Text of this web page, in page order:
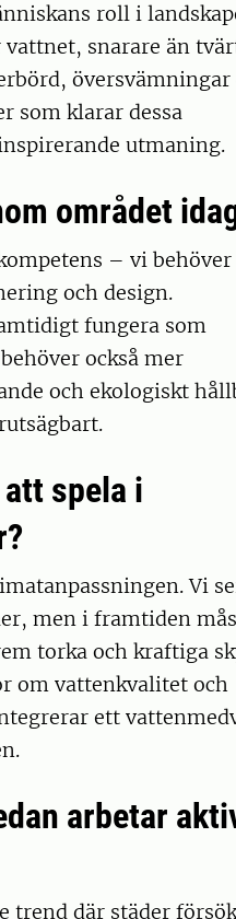
roll i
vattnet, snarare än
översvämningar
som klarar dessa
utmaning.
området
– vi behöver
och design.
fungera som
också mer
och ekologiskt
spela i
Vi
men i framtiden
torka och kraftiga
om vattenkvalitet och
ett
arbetar
trend där städer